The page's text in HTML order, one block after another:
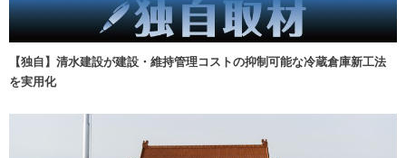
【独自】清水建設が建設・維持管理コストの抑制可能な冷蔵倉庫新工法
を実用化